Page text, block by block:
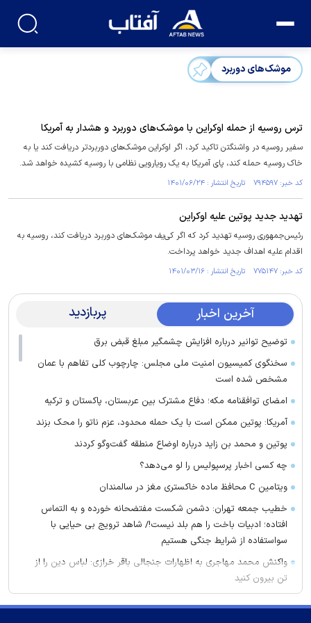
موشک‌های دوربرد
ترس روسیه از حمله اوکراین با موشک‌های دوربرد و هشدار به آمریکا
سفیر روسیه در واشنگتن تاکید کرد، اگر اوکراین موشک‌های دوربردتر دریافت کند یا به
خاک روسیه حمله کند، پای آمریکا به یک رویارویی نظامی با روسیه کشیده خواهد شد.
کد خبر: ۷۹۴۵۹۷ تاریخ انتشار : ۱۴۰۱/۰۶/۲۴
تهدید جدید پوتین علیه اوکراین
رئیس‌جمهوری روسیه تهدید کرد که اگر کی‌یف موشک‌های دوربرد دریافت کند، روسیه به
اقدام علیه اهداف جدید خواهد پرداخت.
کد خبر: ۷۷۵۱۴۷ تاریخ انتشار : ۱۴۰۱/۰۳/۱۶
آخرین اخبار پربازدید
توضیح توانیر درباره افزایش چشمگیر مبلغ قبض برق
سخنگوی کمیسیون امنیت ملی مجلس: چارچوب کلی تفاهم با عمان
مشخص شده است
امضای توافقنامه مکه؛ دفاع مشترک بین عربستان، پاکستان و ترکیه
آمریکا: پوتین ممکن است با یک حمله محدود، عزم ناتو را محک بزند
پوتین و محمد بن زاید درباره اوضاع منطقه گفت‌وگو کردند
چه کسی اخبار پرسپولیس را لو می‌دهد؟
ویتامین C محافظ ماده خاکستری مغز در سالمندان
خطیب جمعه تهران: دشمن شکست مفتضحانه خورده و به التماس
افتاده؛ ادبیات باخت را هم بلد نیست!/ شاهد ترویج بی حیایی با
سواستفاده از شرایط جنگی هستیم
واکنش محمد مهاجری به اظهارات جنجالی باقر خرازی: لباس دین را از
تن بیرون کنید